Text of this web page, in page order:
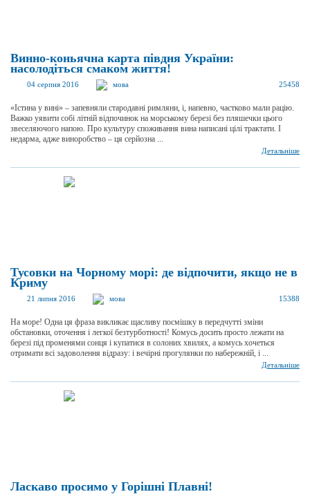
Винно-коньячна карта півдня України:
насолодіться смаком життя!
04 серпня 2016 мова 25458
«Істина у вині» – запевняли стародавні римляни, і, напевно, частково мали рацію.
Важко уявити собі літній відпочинок на морському березі без пляшечки цього
звеселяючого напою. Про культуру споживання вина написані цілі трактати. І
недарма, адже виноробство – ця серйозна ...
Детальніше
Тусовки на Чорному морі: де відпочити, якщо не в
Криму
21 липня 2016 мова 15388
На море! Одна ця фраза викликає щасливу посмішку в передчутті зміни
обстановки, оточення і легкої безтурботності! Комусь досить просто лежати на
березі під променями сонця і купатися в солоних хвилях, а комусь хочеться
отримати всі задоволення відразу: і вечірні прогулянки по набережній, і ...
Детальніше
Ласкаво просимо у Горішні Плавні!